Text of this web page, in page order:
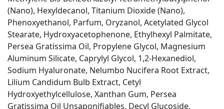
(Nano), Hexyldecanol, Titanium Dioxide (Nano),
Phenoxyethanol, Parfum, Oryzanol, Acetylated Glycol
Stearate, Hydroxyacetophenone, Ethylhexyl Palmitate,
Persea Gratissima Oil, Propylene Glycol, Magnesium
Aluminum Silicate, Caprylyl Glycol, 1,2-Hexanediol,
Sodium Hyaluronate, Nelumbo Nucifera Root Extract,
Lilium Candidum Bulb Extract, Cetyl
Hydroxyethylcellulose, Xanthan Gum, Persea
Gratissima Oil Unsaponifiables, Decyl Glucoside,